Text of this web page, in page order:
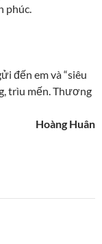
phúc.
đến em và “siêu
trìu mến. Thương
Hoàng Huân